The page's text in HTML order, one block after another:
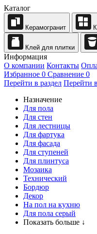
Каталог
Керамогранит
Клей для плитки
Информация
О компании Контакты
Избранное 0 Сравнение 0
Перейти в раздел Перейти
Назначение
Для пола
Для стен
Для лестницы
Для фартука
Для фасада
Для ступеней
Для плинтуса
Мозаика
Технический
Бордюр
Декор
На пол на кухню
Для пола серый
Показать больше ↓